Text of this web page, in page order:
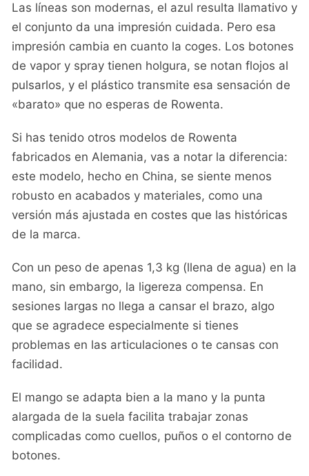
Las líneas son modernas, el azul resulta llamativo y
el conjunto da una impresión cuidada. Pero esa
impresión cambia en cuanto la coges. Los botones
de vapor y spray tienen holgura, se notan flojos al
pulsarlos, y el plástico transmite esa sensación de
«barato» que no esperas de Rowenta.
Si has tenido otros modelos de Rowenta
fabricados en Alemania, vas a notar la diferencia:
este modelo, hecho en China, se siente menos
robusto en acabados y materiales, como una
versión más ajustada en costes que las históricas
de la marca.
Con un peso de apenas 1,3 kg (llena de agua) en la
mano, sin embargo, la ligereza compensa. En
sesiones largas no llega a cansar el brazo, algo
que se agradece especialmente si tienes
problemas en las articulaciones o te cansas con
facilidad.
El mango se adapta bien a la mano y la punta
alargada de la suela facilita trabajar zonas
complicadas como cuellos, puños o el contorno de
botones.